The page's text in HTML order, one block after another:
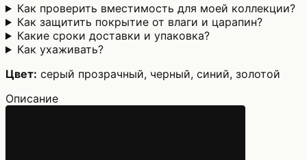
Как проверить вместимость для моей коллекции?
Как защитить покрытие от влаги и царапин?
Какие сроки доставки и упаковка?
Как ухаживать?
Цвет: серый прозрачный, черный, синий, золотой
Описание